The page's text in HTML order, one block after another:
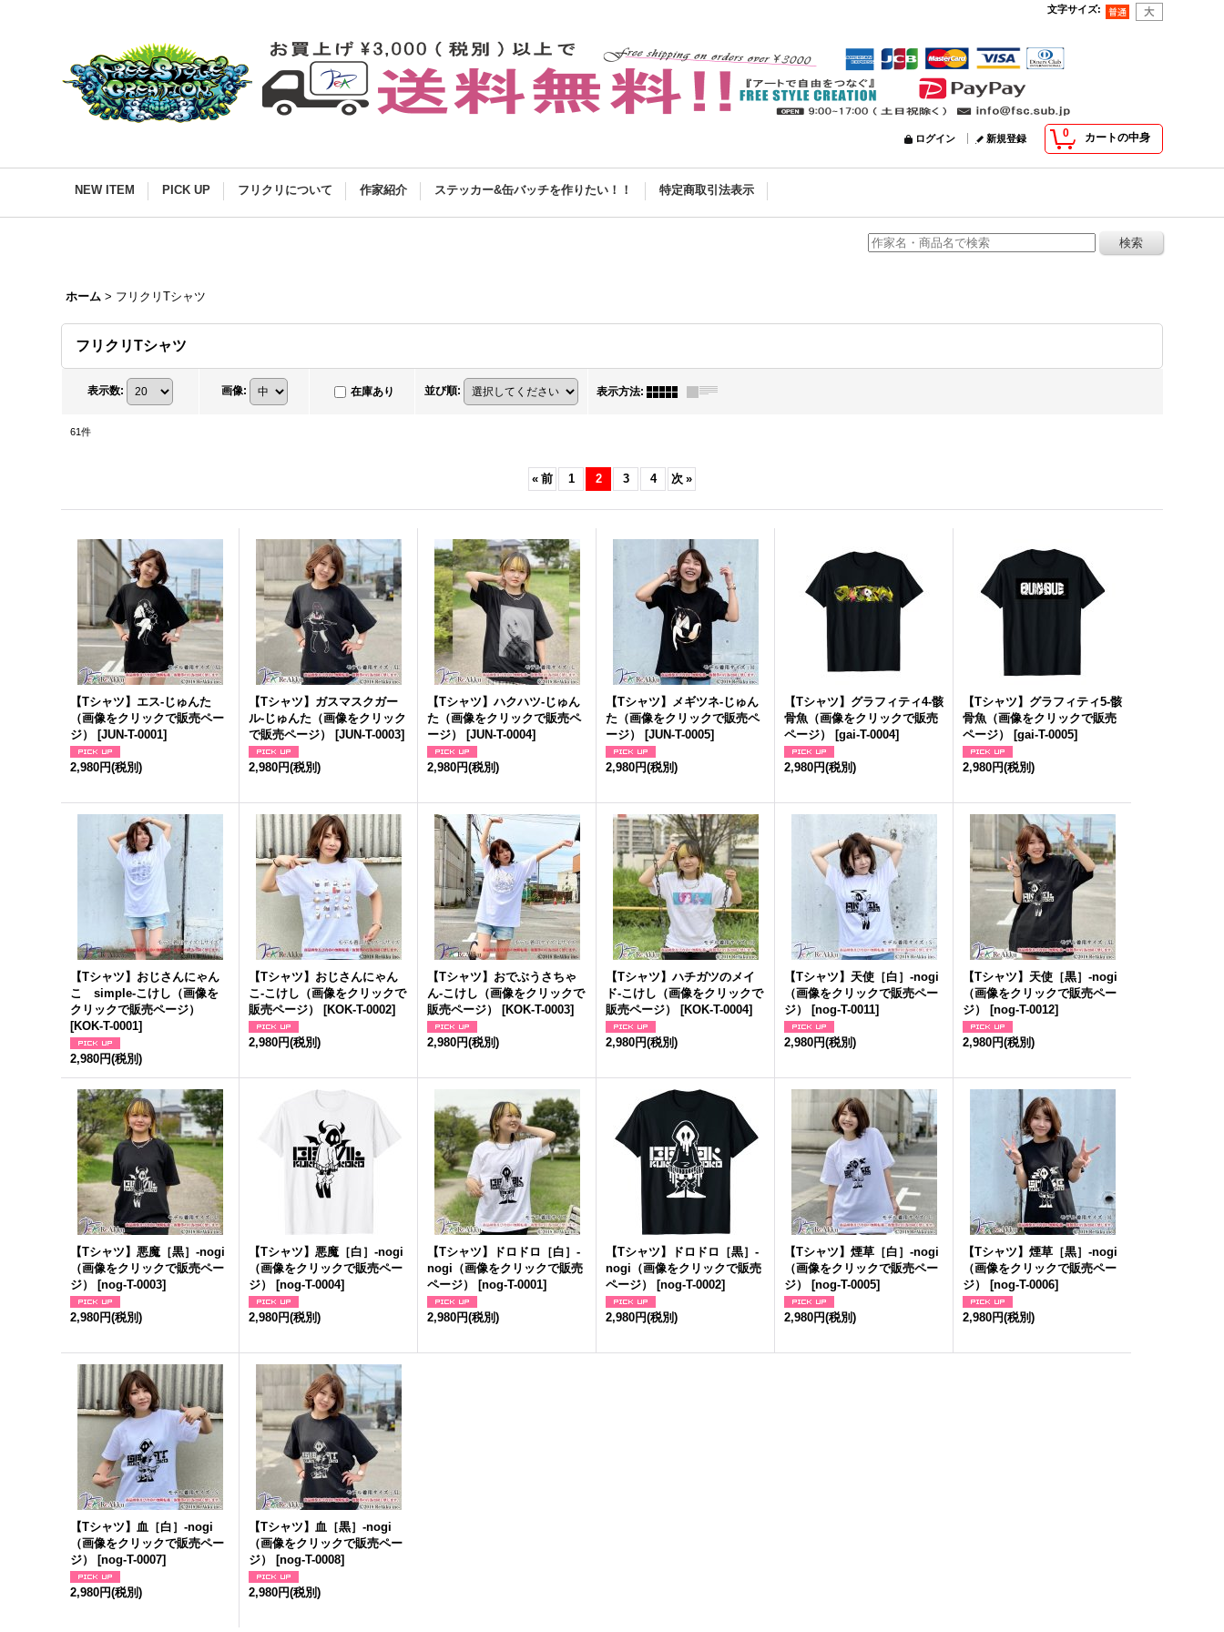
文字サイズ:
0 カートの中身
ログイン 新規登録
NEW ITEM PICK UP フリクリについて 作家紹介 ステッカー&缶バッチを作りたい！！ 特定商取引法表示
ホーム > フリクリTシャツ
フリクリTシャツ
表示数: 画像: 在庫あり 並び順: 表示方法:
61件
« 前 1 2 3 4 次 »
【Tシャツ】エス-じゅんた
（画像をクリックで販売ペー
ジ）
[JUN-T-0001]
2,980円(税別)
【Tシャツ】ガスマスクガー
ル-じゅんた（画像をクリック
で販売ページ）
[JUN-T-0003]
2,980円(税別)
【Tシャツ】ハクハツ-じゅん
た（画像をクリックで販売ペ
ージ）
[JUN-T-0004]
2,980円(税別)
【Tシャツ】メギツネ-じゅん
た（画像をクリックで販売ペ
ージ）
[JUN-T-0005]
2,980円(税別)
【Tシャツ】グラフィティ4-骸
骨魚（画像をクリックで販売
ページ）
[gai-T-0004]
2,980円(税別)
【Tシャツ】グラフィティ5-骸
骨魚（画像をクリックで販売
ページ）
[gai-T-0005]
2,980円(税別)
【Tシャツ】おじさんにゃん
こ simple-こけし（画像を
クリックで販売ページ）
[KOK-T-0001]
2,980円(税別)
【Tシャツ】おじさんにゃん
こ-こけし（画像をクリックで
販売ページ）
[KOK-T-0002]
2,980円(税別)
【Tシャツ】おでぶうさちゃ
ん-こけし（画像をクリックで
販売ページ）
[KOK-T-0003]
2,980円(税別)
【Tシャツ】ハチガツのメイ
ド-こけし（画像をクリックで
販売ページ）
[KOK-T-0004]
2,980円(税別)
【Tシャツ】天使［白］-nogi
（画像をクリックで販売ペー
ジ）
[nog-T-0011]
2,980円(税別)
【Tシャツ】天使［黒］-nogi
（画像をクリックで販売ペー
ジ）
[nog-T-0012]
2,980円(税別)
【Tシャツ】悪魔［黒］-nogi
（画像をクリックで販売ペー
ジ）
[nog-T-0003]
2,980円(税別)
【Tシャツ】悪魔［白］-nogi
（画像をクリックで販売ペー
ジ）
[nog-T-0004]
2,980円(税別)
【Tシャツ】ドロドロ［白］-
nogi（画像をクリックで販売
ページ）
[nog-T-0001]
2,980円(税別)
【Tシャツ】ドロドロ［黒］-
nogi（画像をクリックで販売
ページ）
[nog-T-0002]
2,980円(税別)
【Tシャツ】煙草［白］-nogi
（画像をクリックで販売ペー
ジ）
[nog-T-0005]
2,980円(税別)
【Tシャツ】煙草［黒］-nogi
（画像をクリックで販売ペー
ジ）
[nog-T-0006]
2,980円(税別)
【Tシャツ】血［白］-nogi
（画像をクリックで販売ペー
ジ）
[nog-T-0007]
2,980円(税別)
【Tシャツ】血［黒］-nogi
（画像をクリックで販売ペー
ジ）
[nog-T-0008]
2,980円(税別)